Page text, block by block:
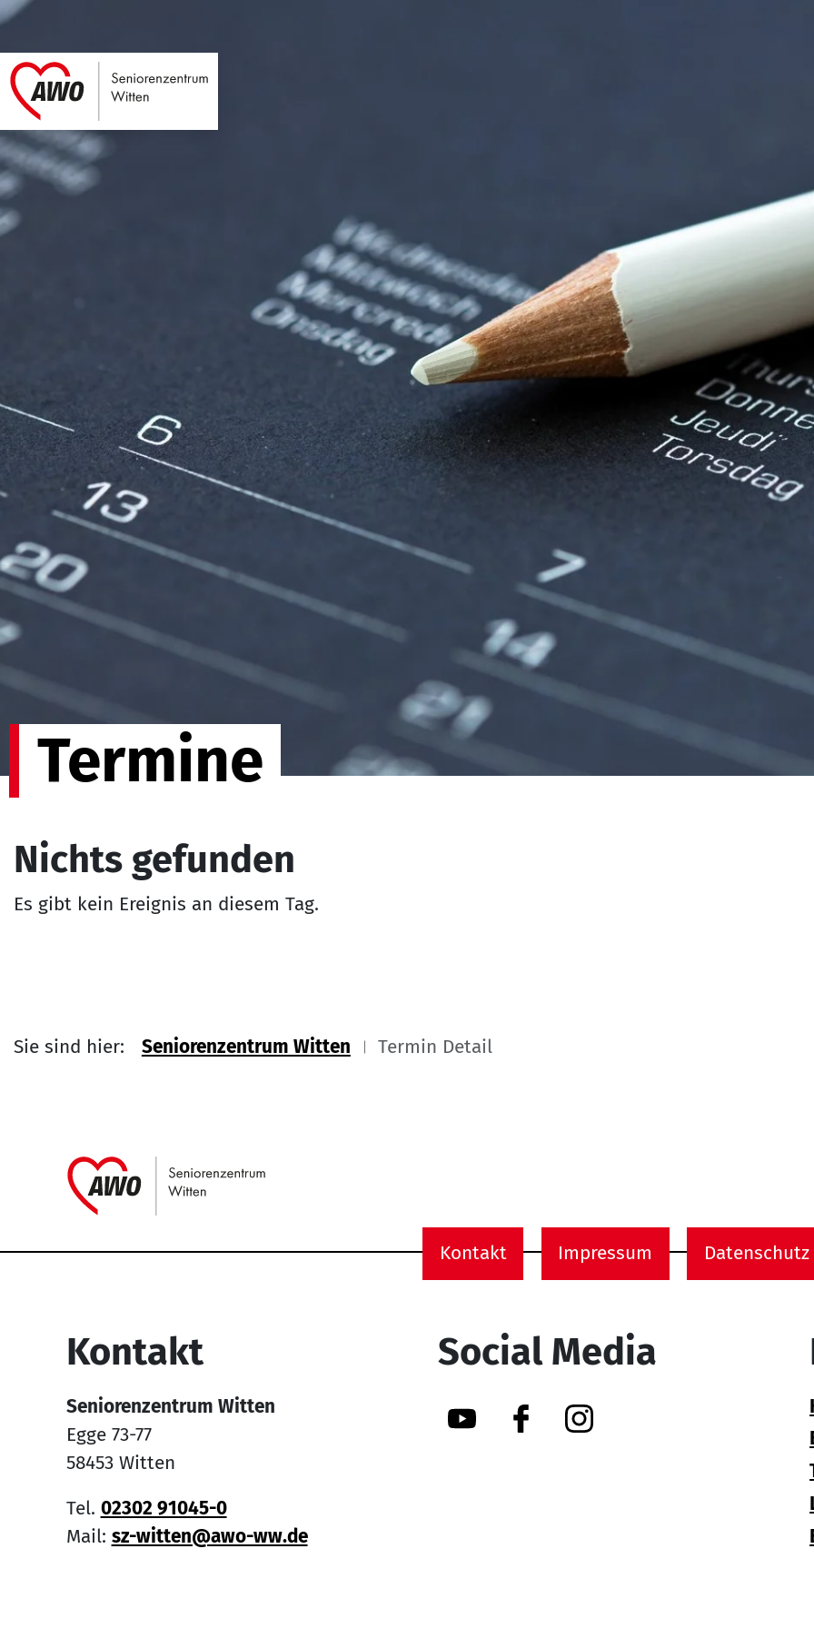
Seniorenzentrum Witten | Termin
Termine
Nichts gefunden
Es gibt kein Ereignis an diesem Tag.
Sie sind hier: Seniorenzentrum Witten Termin Detail
Link zu Home
Service Informationen
Kontakt Impressum Datenschutz
Kontakt
Seniorenzentrum Witten
Egge 73-77
58453 Witten
Tel. 02302 91045-0
Mail: sz-witten@awo-ww.de
Social Media
YouTube FacebookInstagram